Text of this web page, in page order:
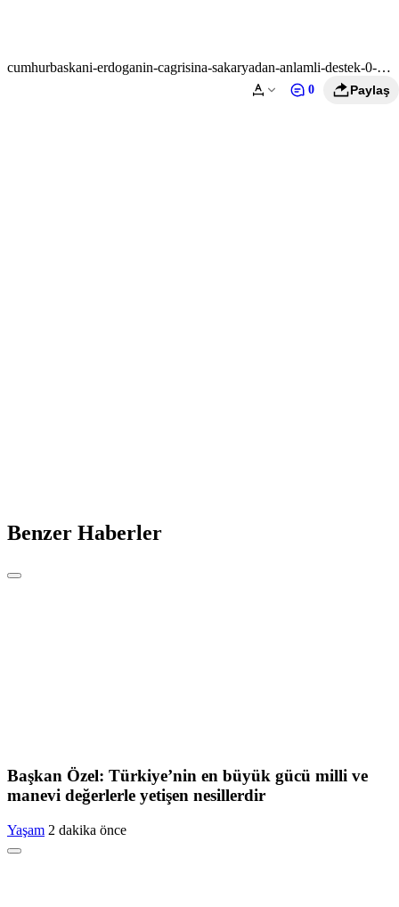
cumhurbaskani-erdoganin-cagrisina-sakaryadan-anlamli-destek-0-
0 Paylaş
Benzer Haberler
Başkan Özel: Türkiye’nin en büyük gücü milli ve
manevi değerlerle yetişen nesillerdir
Yaşam 2 dakika önce